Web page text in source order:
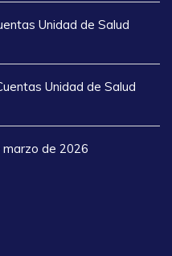
Unidad de Salud
Unidad de Salud
de 2026